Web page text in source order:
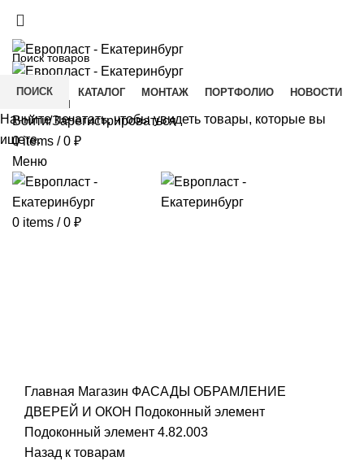
ГЛАВНАЯ КАТАЛОГ МОНТАЖ ПОРТФОЛИО
НОВОСТИ
КОНТАКТЫ
Войти/Зарегистрироваться
0items / 0 ₽
Меню
0 items / 0 ₽
Главная Магазин ФАСАДЫ ОБРАМЛЕНИЕ
ДВЕРЕЙ И ОКОН Подоконный элемент
Подоконный элемент 4.82.003
Назад к товарам
ПОИСК
Начните печатать, чтобы увидеть товары, которые вы
ищете.